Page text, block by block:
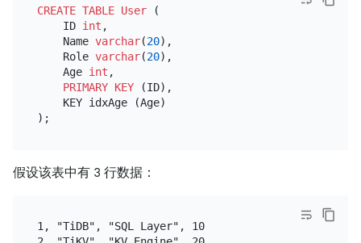
CREATE TABLE User (
    ID
int ,
    Name
varchar(20),
    Role
varchar(20),
    Age
int ,
PRIMARY KEY (ID),
    KEY idxAge (Age)
假设该表中有 3 行数据：
1, "TiDB", "SQL Layer", 10